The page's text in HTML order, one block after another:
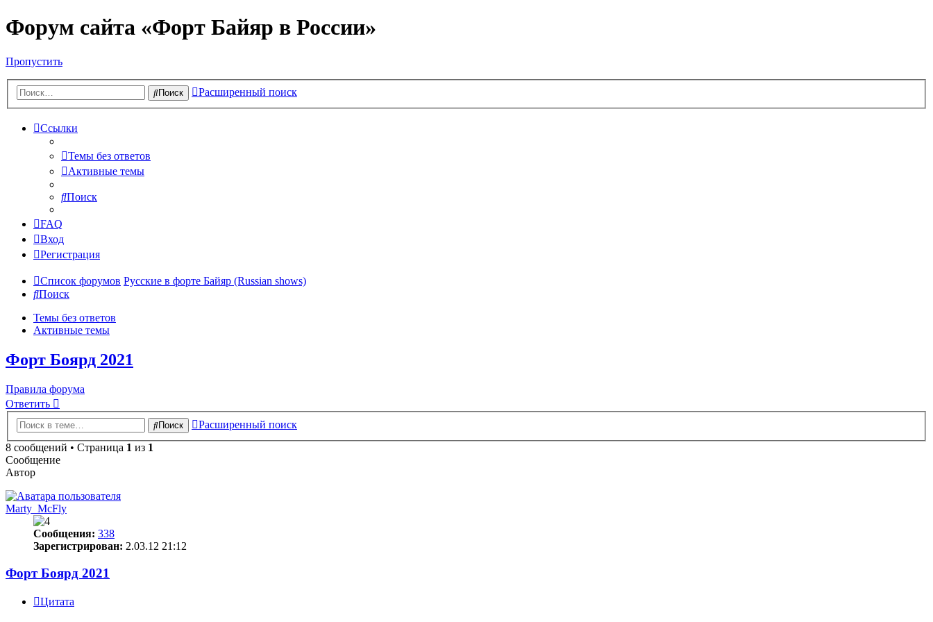
Форум сайта «Форт Байяр в России»
Пропустить
Поиск Расширенный поиск
Ссылки
Темы без ответов
Активные темы
Поиск
FAQ
Вход
Регистрация
Список форумов Русские в форте Байяр (Russian shows)
Поиск
Темы без ответов
Активные темы
Форт Боярд 2021
Правила форума
Ответить
Поиск
Расширенный поиск
8 сообщений • Страница 1 из 1
Сообщение
Автор
Marty_McFly
Сообщения: 338
Зарегистрирован: 2.03.12 21:12
Форт Боярд 2021
Цитата